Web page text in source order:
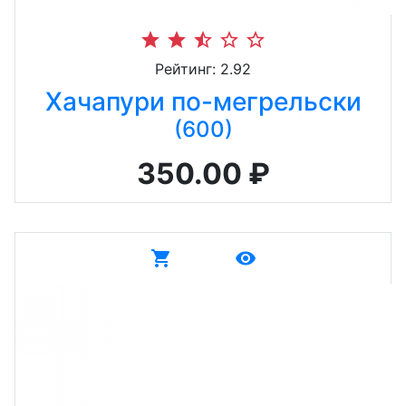
star star star_half star_border star_border
Рейтинг: 2.92
Хачапури по-мегрельски
(600)
350.00 ₽
shopping_cart remove_red_eye